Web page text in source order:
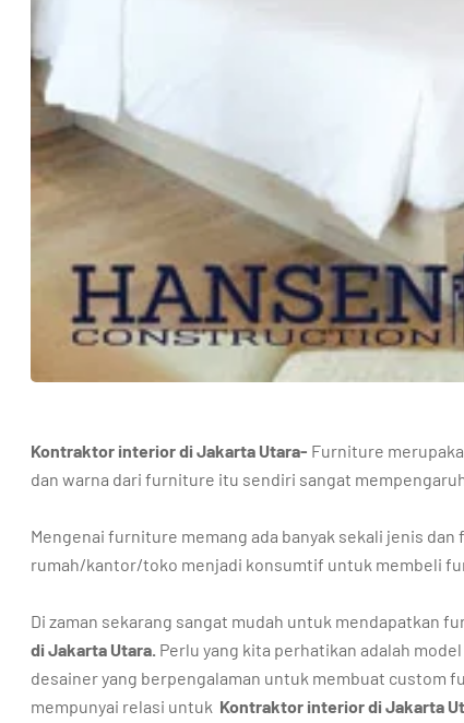
Kontraktor interior di Jakarta Utara- Furniture
dan warna dari furniture itu sendiri sangat
Mengenai furniture memang ada banyak sekali jenis
rumah/kantor/toko menjadi konsumtif untuk membeli
Di zaman sekarang sangat mudah untuk mendapatkan
di Jakarta Utara. Perlu yang kita perhatikan adalah
desainer yang berpengalaman untuk membuat custom
mempunyai relasi untuk Kontraktor interior di Jakarta